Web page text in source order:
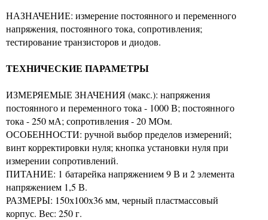
НАЗНАЧЕНИЕ: измерение постоянного и переменного
напряжения, постоянного тока, сопротивления;
тестирование транзисторов и диодов.
ТЕХНИЧЕСКИЕ ПАРАМЕТРЫ
ИЗМЕРЯЕМЫЕ ЗНАЧЕНИЯ (макс.): напряжения
постоянного и переменного тока - 1000 В; постоянного
тока - 250 мА; сопротивления - 20 МОм.
ОСОБЕННОСТИ: ручной выбор пределов измерений;
винт корректировки нуля; кнопка установки нуля при
измерении сопротивлений.
ПИТАНИЕ: 1 батарейка напряжением 9 В и 2 элемента
напряжением 1,5 В.
РАЗМЕРЫ: 150х100х36 мм, черный пластмассовый
корпус. Вес: 250 г.